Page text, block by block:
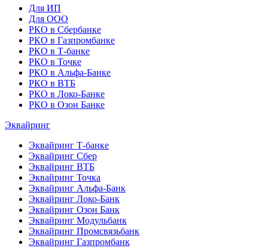
Для ИП
Для ООО
РКО в Сбербанке
РКО в Газпромбанке
РКО в Т-банке
РКО в Точке
РКО в Альфа-Банке
РКО в ВТБ
РКО в Локо-Банке
РКО в Озон Банке
Эквайринг
Эквайринг Т-банке
Эквайринг Сбер
Эквайринг ВТБ
Эквайринг Точка
Эквайринг Альфа-Банк
Эквайринг Локо-Банк
Эквайринг Озон Банк
Эквайринг Модульбанк
Эквайринг Промсвязьбанк
Эквайринг Газпромбанк